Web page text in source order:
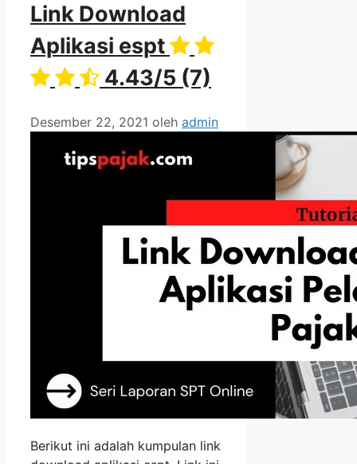
Link Download
Aplikasi espt
4.43/5 (7)
Desember 22, 2021 oleh admin
Berikut ini adalah kumpulan link